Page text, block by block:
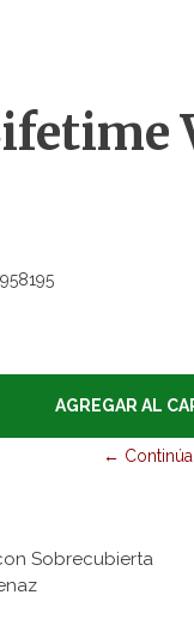
←
Sobrecubierta